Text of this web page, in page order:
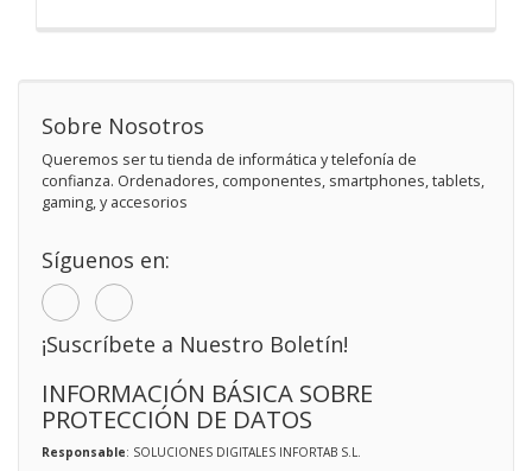
Sobre Nosotros
Queremos ser tu tienda de informática y telefonía de
confianza. Ordenadores, componentes, smartphones, tablets,
gaming, y accesorios
Síguenos en:
¡Suscríbete a Nuestro Boletín!
INFORMACIÓN BÁSICA SOBRE
PROTECCIÓN DE DATOS
Responsable: SOLUCIONES DIGITALES INFORTAB S.L.